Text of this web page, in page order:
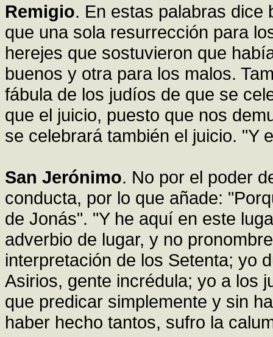
Remigio. En estas palabras dice
que una sola resurrección para
herejes que sostuvieron que
buenos y otra para los malos.
fábula de los judíos de que se
que el juicio, puesto que nos
se celebrará también el juicio. "Y
San Jerónimo. No por el poder
conducta, por lo que añade:
de Jonás". "Y he aquí en este
adverbio de lugar, y no
interpretación de los Setenta; yo
Asirios, gente incrédula; yo a los
que predicar simplemente y sin
haber hecho tantos, sufro la